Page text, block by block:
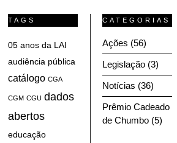
TAGS
05 anos da LAI
audiência pública
catálogo CGA
CGM CGU dados
abertos
educação
CATEGORIAS
Ações (56)
Legislação (3)
Notícias (36)
Prêmio Cadeado
de Chumbo (5)